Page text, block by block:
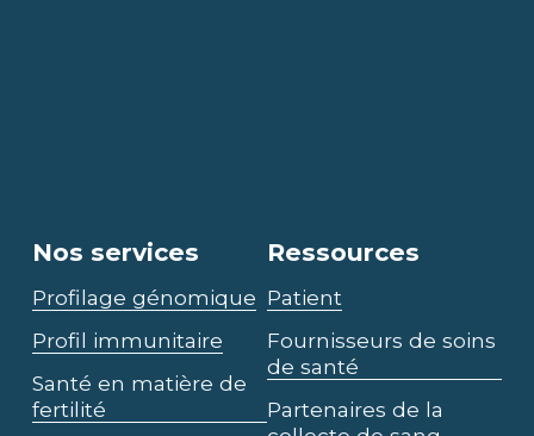
Nos services
Profilage génomique
Profil immunitaire
Santé en matière de
fertilité
Ressources
Patient
Fournisseurs de soins
de santé
Partenaires de la